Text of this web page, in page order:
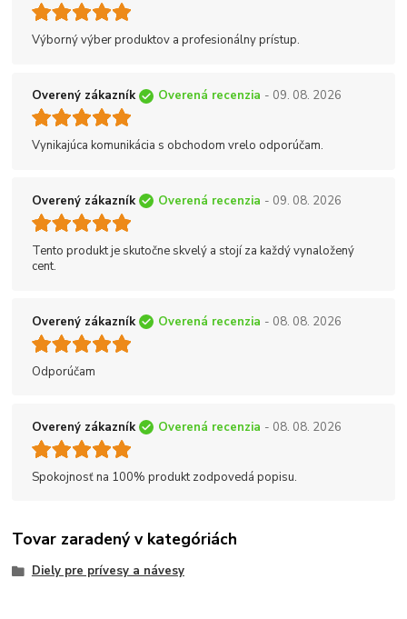
Výborný výber produktov a profesionálny prístup.
Overený zákazník Overená recenzia - 09. 08. 2026
Vynikajúca komunikácia s obchodom vrelo odporúčam.
Overený zákazník Overená recenzia - 09. 08. 2026
Tento produkt je skutočne skvelý a stojí za každý vynaložený
cent.
Overený zákazník Overená recenzia - 08. 08. 2026
Odporúčam
Overený zákazník Overená recenzia - 08. 08. 2026
Spokojnosť na 100% produkt zodpovedá popisu.
Tovar zaradený v kategóriách
Diely pre prívesy a návesy